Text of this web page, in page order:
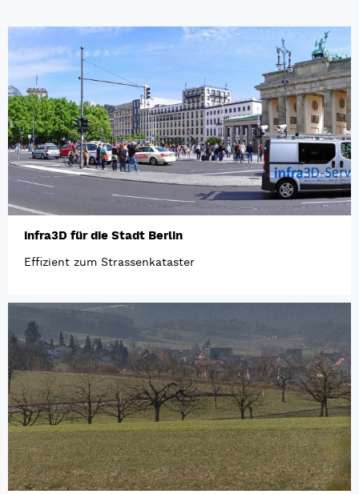
infra3D für die Stadt Berlin
Effizient zum Strassenkataster